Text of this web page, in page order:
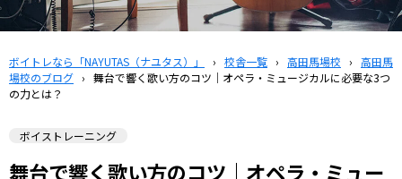
ボイトレなら「NAYUTAS（ナユタス）」 › 校舎一覧 › 高田馬場校 › 高田馬
場校のブログ › 舞台で響く歌い方のコツ｜オペラ・ミュージカルに必要な3つ
の力とは？
ボイストレーニング
舞台で響く歌い方のコツ｜オペラ・ミュー